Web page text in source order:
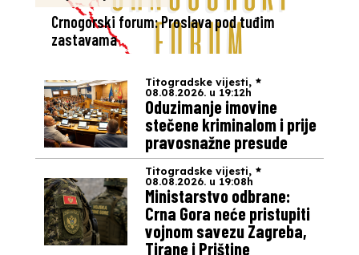
Crnogorski forum: Proslava pod tuđim
zastavama
Titogradske vijesti,
08.08.2026. u 19:12h
Oduzimanje imovine
stečene kriminalom i prije
pravosnažne presude
Titogradske vijesti,
08.08.2026. u 19:08h
Ministarstvo odbrane:
Crna Gora neće pristupiti
vojnom savezu Zagreba,
Tirane i Prištine